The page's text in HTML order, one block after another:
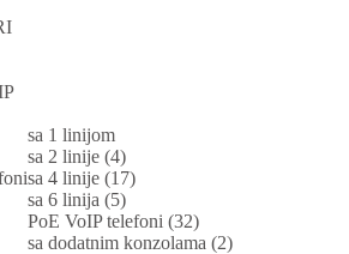
sa 1 linijom
sa 2 linije (4)
sa 4 linije (17)
sa 6 linija (5)
PoE VoIP telefoni (32)
sa dodatnim konzolama (2)